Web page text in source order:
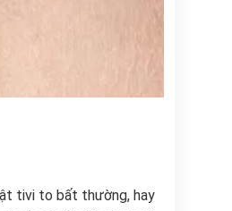
tivi to bất thường, hay